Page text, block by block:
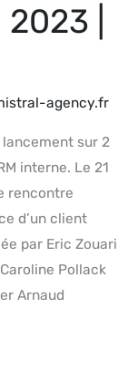
|
agency.fr
lancement sur 2
interne. Le 21
rencontre
d’un client
par Eric Zouari
Pollack
Arnaud